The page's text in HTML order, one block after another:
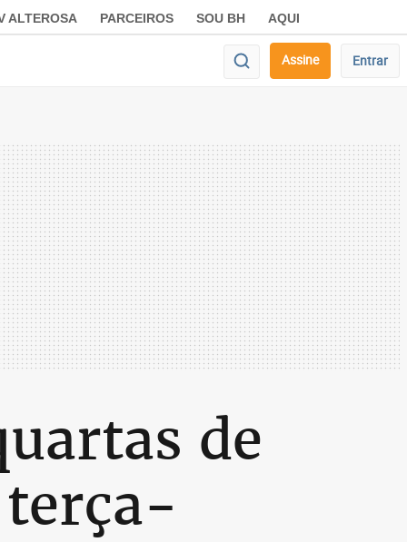
ALTEROSA PARCEIROS SOU BH AQUI
Assine Entrar
de